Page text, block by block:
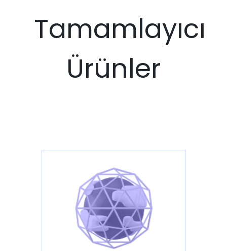
Tamamlayıcı
Ürünler